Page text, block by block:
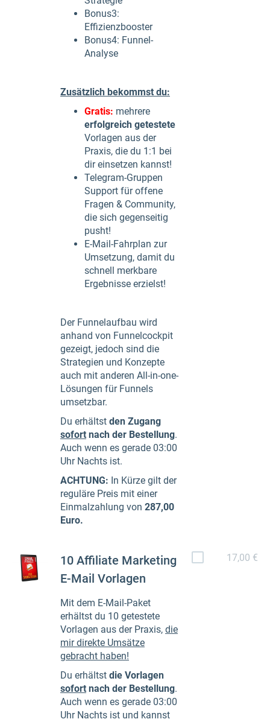
Bonus3:
Effizienzbooster
Bonus4: Funnel-
Analyse
Zusätzlich bekommst du:
Gratis: mehrere
erfolgreich getestete
Vorlagen aus der
Praxis, die du 1:1 bei
dir einsetzen kannst!
Telegram-Gruppen
Support für offene
Fragen & Community,
die sich gegenseitig
pusht!
E-Mail-Fahrplan zur
Umsetzung, damit du
schnell merkbare
Ergebnisse erzielst!
Der Funnelaufbau wird
anhand von Funnelcockpit
gezeigt, jedoch sind die
Strategien und Konzepte
auch mit anderen All-in-one-
Lösungen für Funnels
umsetzbar.
Du erhältst den Zugang
sofort nach der Bestellung.
Auch wenn es gerade 03:00
Uhr Nachts ist.
ACHTUNG: In Kürze gilt der
reguläre Preis mit einer
Einmalzahlung von 287,00
Euro.
10 Affiliate Marketing
E-Mail Vorlagen
Mit dem E-Mail-Paket
erhältst du 10 getestete
Vorlagen aus der Praxis, die
mir direkte Umsätze
gebracht haben!
Du erhältst die Vorlagen
sofort nach der Bestellung.
Auch wenn es gerade 03:00
Uhr Nachts ist und kannst
17,00 €